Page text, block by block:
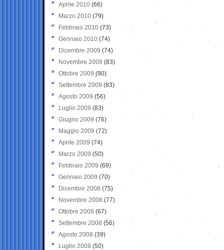
Aprile 2010 (66)
Marzo 2010 (79)
Febbraio 2010 (73)
Gennaio 2010 (74)
Dicembre 2009 (74)
Novembre 2009 (83)
Ottobre 2009 (90)
Settembre 2009 (83)
Agosto 2009 (56)
Luglio 2009 (83)
Giugno 2009 (76)
Maggio 2009 (72)
Aprile 2009 (74)
Marzo 2009 (50)
Febbraio 2009 (69)
Gennaio 2009 (70)
Dicembre 2008 (75)
Novembre 2008 (77)
Ottobre 2008 (67)
Settembre 2008 (56)
Agosto 2008 (39)
Luglio 2008 (50)